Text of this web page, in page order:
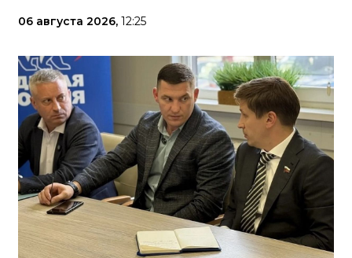
06 августа 2026, 12:25